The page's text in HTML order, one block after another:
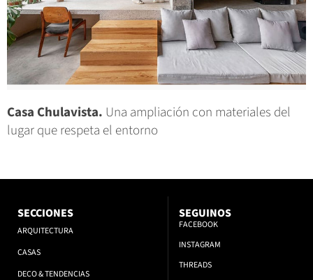
Casa Chulavista. Una ampliación con materiales del
lugar que respeta el entorno
SECCIONES
ARQUITECTURA
CASAS
DECO & TENDENCIAS
SEGUINOS
FACEBOOK
INSTAGRAM
THREADS